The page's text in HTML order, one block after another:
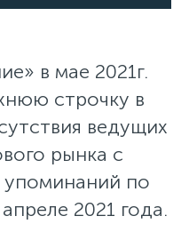
в мае 2021г.
строчку в
ведущих
рынка c
упоминаний по
2021 года.